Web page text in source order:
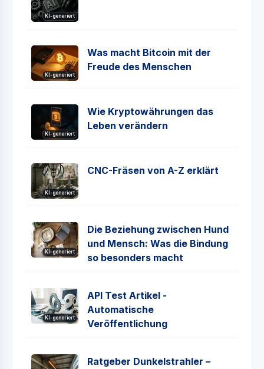
KI-generiert
KI-generiert
Was macht Bitcoin mit der
Freude des Menschen
KI-generiert
Wie Kryptowährungen das
Leben verändern
KI-generiert
CNC-Fräsen von A-Z erklärt
KI-generiert
Die Beziehung zwischen Hund
und Mensch: Was die Bindung
so besonders macht
KI-generiert
API Test Artikel -
Automatische
Veröffentlichung
Ratgeber Dunkelstrahler –